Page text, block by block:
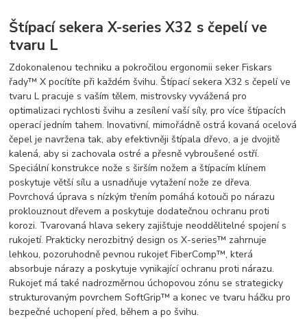
Štípací sekera X-series X32 s čepelí ve
tvaru L
Zdokonalenou techniku a pokročilou ergonomii seker Fiskars
řady™ X pocítíte při každém švihu. Štípací sekera X32 s čepelí ve
tvaru L pracuje s vaším tělem, mistrovsky vyvážená pro
optimalizaci rychlosti švihu a zesílení vaší síly, pro více štípacích
operací jedním tahem. Inovativní, mimořádně ostrá kovaná ocelová
čepel je navržena tak, aby efektivněji štípala dřevo, a je dvojitě
kalená, aby si zachovala ostré a přesně vybroušené ostří.
Speciální konstrukce nože s širším nožem a štípacím klínem
poskytuje větší sílu a usnadňuje vytažení nože ze dřeva.
Povrchová úprava s nízkým třením pomáhá kotouči po nárazu
proklouznout dřevem a poskytuje dodatečnou ochranu proti
korozi. Tvarovaná hlava sekery zajišťuje neoddělitelné spojení s
rukojetí. Prakticky nerozbitný design os X-series™ zahrnuje
lehkou, pozoruhodně pevnou rukojeť FiberComp™, která
absorbuje nárazy a poskytuje vynikající ochranu proti nárazu.
Rukojeť má také nadrozměrnou úchopovou zónu se strategicky
strukturovaným povrchem SoftGrip™ a konec ve tvaru háčku pro
bezpečné uchopení před, během a po švihu.